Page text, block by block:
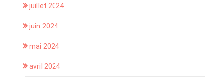
juillet 2024
juin 2024
mai 2024
avril 2024